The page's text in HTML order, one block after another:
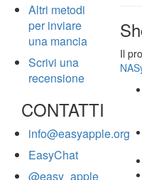
Altri metodi
per inviare
una mancia
Scrivi una
recensione
CONTATTI
info@easyapple.org
EasyChat
@easy_apple
Il